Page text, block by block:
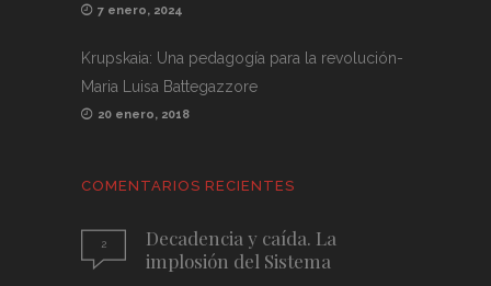
7 enero, 2024
Krupskaia: Una pedagogía para la revolución-
Maria Luisa Battegazzore
20 enero, 2018
COMENTARIOS RECIENTES
2
Decadencia y caída. La
implosión del Sistema